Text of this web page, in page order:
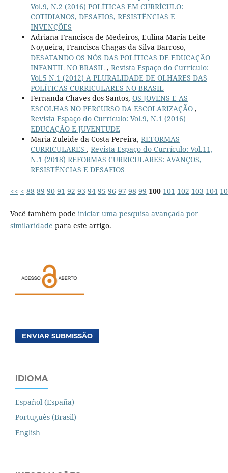
Vol.9, N.2 (2016) POLÍTICAS EM CURRÍCULO:
COTIDIANOS, DESAFIOS, RESISTÊNCIAS E
INVENÇÕES
Adriana Francisca de Medeiros, Eulina Maria Leite
Nogueira, Francisca Chagas da Silva Barroso,
DESATANDO OS NÓS DAS POLÍTICAS DE EDUCAÇÃO
INFANTIL NO BRASIL , Revista Espaço do Currículo:
Vol.5 N.1 (2012) A PLURALIDADE DE OLHARES DAS
POLÍTICAS CURRICULARES NO BRASIL
Fernanda Chaves dos Santos, OS JOVENS E AS
ESCOLHAS NO PERCURSO DA ESCOLARIZAÇÃO ,
Revista Espaço do Currículo: Vol.9, N.1 (2016)
EDUCAÇÃO E JUVENTUDE
Maria Zuleide da Costa Pereira, REFORMAS
CURRICULARES , Revista Espaço do Currículo: Vol.11,
N.1 (2018) REFORMAS CURRICULARES: AVANÇOS,
RESISTÊNCIAS E DESAFIOS
<< < 88 89 90 91 92 93 94 95 96 97 98 99 100 101 102 103 104
Você também pode iniciar uma pesquisa avançada por
similaridade para este artigo.
ENVIAR SUBMISSÃO
IDIOMA
Español (España)
Português (Brasil)
English